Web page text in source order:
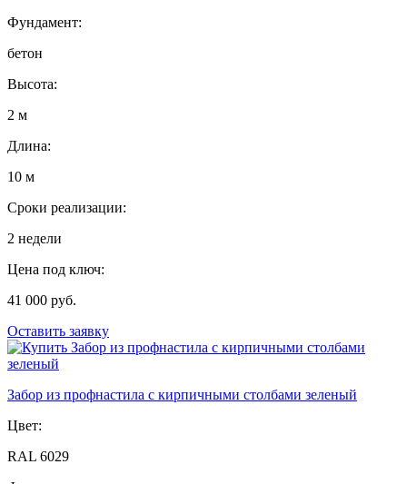
Фундамент:
бетон
Высота:
2 м
Длина:
10 м
Сроки реализации:
2 недели
Цена под ключ:
41 000 руб.
Оставить заявку
Забор из профнастила с кирпичными столбами зеленый
Цвет:
RAL 6029